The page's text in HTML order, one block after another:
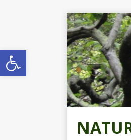
Abrir a barra de